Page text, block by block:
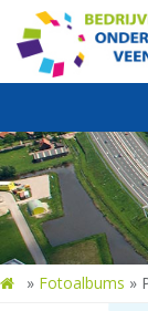
» Fotoalbums »